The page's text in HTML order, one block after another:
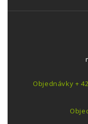
Objednávky +